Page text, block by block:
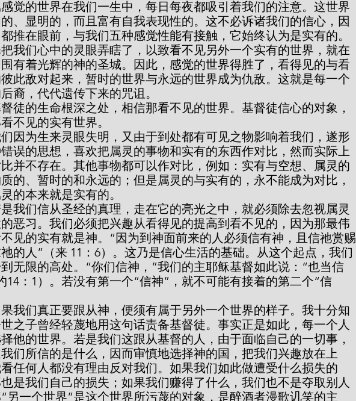
、显明的，而且富有自我表现性的。这不必诉诸我们的信心，因
推在眼前，与我们五种感觉性能有接触，它始终认为是实有的。
我们心中的灵眼弄瞎了，以致看不见另外一个实有的世界，就在
有着光辉的神的圣城。因此，感觉的世界得胜了，看得见的与看
此敌对起来，暂时的世界与永远的世界成为仇敌。这就是每一个
裔，代代遗传下来的咒诅。
不见的实有世界。
误的思想，喜欢把属灵的事物和实有的东西作对比，然而实际上
并不存在。其他事物都可以作对比，例如：实有与空想、属灵的
的、暂时的和永远的；但是属灵的与实有的，永不能成为对比，
的本来就是实有的。
恶习。我们必须把兴趣从看得见的提高到看不见的，因为那最伟
见的实有就是神。“因为到神面前来的人必须信有神，且信祂赏赐
的人”（来 11：6）。这乃是信心生活的基础。从这个起点，我们
无限的高处。“你们信神，”我们的主耶稣基督如此说：“也当信
14：1）。若没有第一个“信神”，就不可能有接着的第二个“信
之子曾经轻蔑地用这句话责备基督徒。事实正是如此，每一个人
他的世界。若是我们这跟从基督的人，由于面临自己的一切事，
们所信的是什么，因而审慎地选择神的国，把我们兴趣放在上
任何人都没有理由反对我们。如果我们如此做遭受什么损失的
是我们自己的损失；如果我们赚得了什么，我们也不是夺取别人
另一个世界”是这个世界所污蔑的对象，是醉酒者漫歌讥笑的主